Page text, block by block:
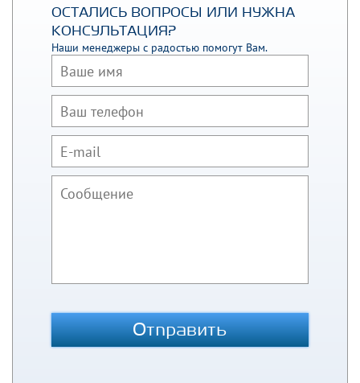
ОСТАЛИСЬ ВОПРОСЫ ИЛИ НУЖНА
КОНСУЛЬТАЦИЯ?
Наши менеджеры с радостью помогут Вам.
Отправить